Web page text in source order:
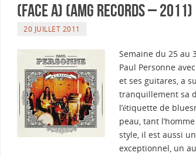
(Face A) (AMG Records – 2011)
20 JUILLET 2011
Semaine du 25 au
Paul Personne
et ses guitares, a
tranquillement sa
l’étiquette de
peau, tant
style, il est aussi
exceptionnel, un